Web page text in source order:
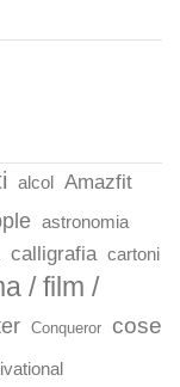
alcol Amazfit
astronomia
calligrafia cartoni
/ film /
Conqueror
cose